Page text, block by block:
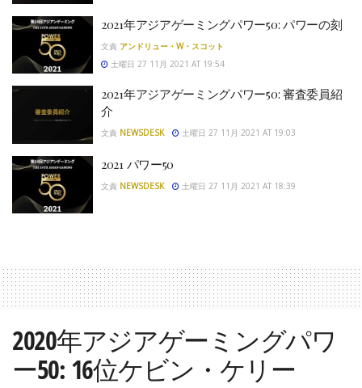
2021年アジアゲーミングパワー50: パワーの刻
文責 アンドリュー・W・スコット
土曜日 27 11月 2021 AT 19:54
2021年アジアゲーミングパワー50: 審査委員紹
介
文責 NEWSDESK 土曜日 27 11月 2021 AT 19:03
2021 パワー50
文責 NEWSDESK 土曜日 27 11月 2021 AT 18:39
2020年アジアゲーミングパワ
ー50: 16位ケビン・ケリー